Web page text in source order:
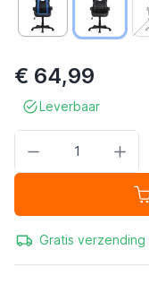
€ 64,99
Leverbaar
Gratis verzending